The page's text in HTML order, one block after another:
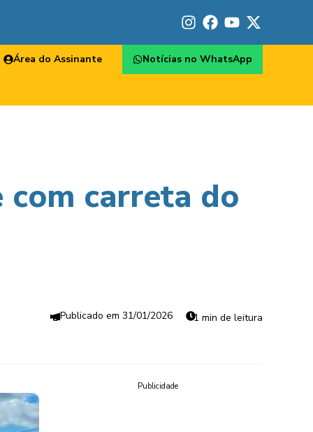
Área do Assinante Notícias no WhatsApp
com carreta do
31/01/2026 1 min de leitura
Publicidade